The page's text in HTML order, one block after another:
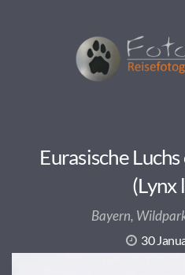
Eurasische
(Lynx
Bayern,
30